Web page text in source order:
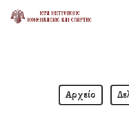
Skip
Αρχείο